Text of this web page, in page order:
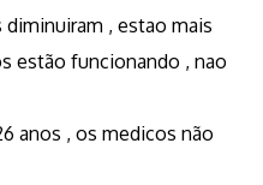
diminuiram , estao mais
estão funcionando , nao
anos , os medicos não